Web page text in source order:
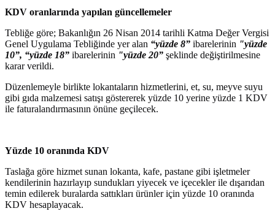
KDV oranlarında yapılan güncellemeler
Tebliğe göre; Bakanlığın 26 Nisan 2014 tarihli Katma Değer Vergisi
Genel Uygulama Tebliğinde yer alan “yüzde 8” ibarelerinin "yüzde
10”, “yüzde 18” ibarelerinin "yüzde 20” şeklinde değiştirilmesine
karar verildi.
Düzenlemeyle birlikte lokantaların hizmetlerini, et, su, meyve suyu
gibi gıda malzemesi satışı göstererek yüzde 10 yerine yüzde 1 KDV
ile faturalandırmasının önüne geçilecek.
Yüzde 10 oranında KDV
Taslağa göre hizmet sunan lokanta, kafe, pastane gibi işletmeler
kendilerinin hazırlayıp sundukları yiyecek ve içecekler ile dışarıdan
temin edilerek buralarda sattıkları ürünler için yüzde 10 oranında
KDV hesaplayacak.